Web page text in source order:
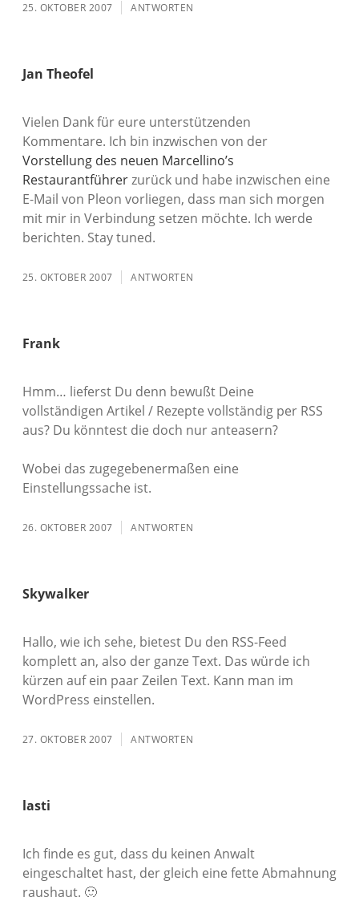
25. OKTOBER 2007 ANTWORTEN
Jan Theofel
Vielen Dank für eure unterstützenden
Kommentare. Ich bin inzwischen von der
Vorstellung des neuen Marcellino’s
Restaurantführerzurück und habe inzwischen eine
E-Mail von Pleon vorliegen, dass man sich morgen
mit mir in Verbindung setzen möchte. Ich werde
berichten. Stay tuned.
25. OKTOBER 2007 ANTWORTEN
Frank
Hmm… lieferst Du denn bewußt Deine
vollständigen Artikel / Rezepte vollständig per RSS
aus? Du könntest die doch nur anteasern?
Wobei das zugegebenermaßen eine
Einstellungssache ist.
26. OKTOBER 2007 ANTWORTEN
Skywalker
Hallo, wie ich sehe, bietest Du den RSS-Feed
komplett an, also der ganze Text. Das würde ich
kürzen auf ein paar Zeilen Text. Kann man im
WordPress einstellen.
27. OKTOBER 2007 ANTWORTEN
lasti
Ich finde es gut, dass du keinen Anwalt
eingeschaltet hast, der gleich eine fette Abmahnung
raushaut. 🙂